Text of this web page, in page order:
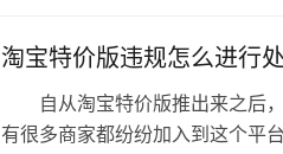
淘宝特价版违规怎么进行
自从淘宝特价版推出来之后，
有很多商家都纷纷加入到这个平